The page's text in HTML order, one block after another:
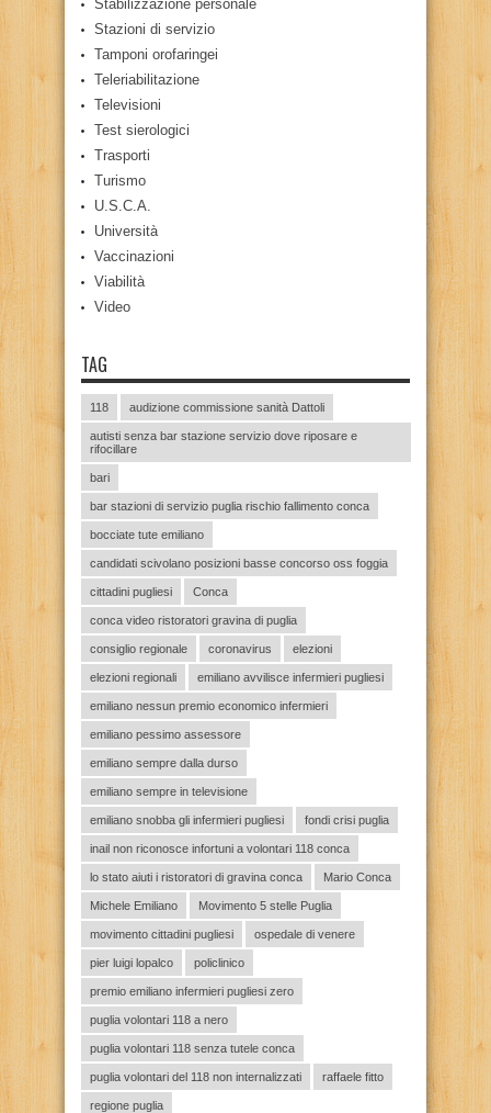
Stabilizzazione personale
Stazioni di servizio
Tamponi orofaringei
Teleriabilitazione
Televisioni
Test sierologici
Trasporti
Turismo
U.S.C.A.
Università
Vaccinazioni
Viabilità
Video
TAG
118 audizione commissione sanità Dattoli
autisti senza bar stazione servizio dove riposare e
rifocillare
bari
bar stazioni di servizio puglia rischio fallimento conca
bocciate tute emiliano
candidati scivolano posizioni basse concorso oss foggia
cittadini pugliesi Conca
conca video ristoratori gravina di puglia
consiglio regionale coronavirus elezioni
elezioni regionali emiliano avvilisce infermieri pugliesi
emiliano nessun premio economico infermieri
emiliano pessimo assessore
emiliano sempre dalla durso
emiliano sempre in televisione
emiliano snobba gli infermieri pugliesi fondi crisi puglia
inail non riconosce infortuni a volontari 118 conca
lo stato aiuti i ristoratori di gravina conca Mario Conca
Michele Emiliano Movimento 5 stelle Puglia
movimento cittadini pugliesi ospedale di venere
pier luigi lopalco policlinico
premio emiliano infermieri pugliesi zero
puglia volontari 118 a nero
puglia volontari 118 senza tutele conca
puglia volontari del 118 non internalizzati raffaele fitto
regione puglia